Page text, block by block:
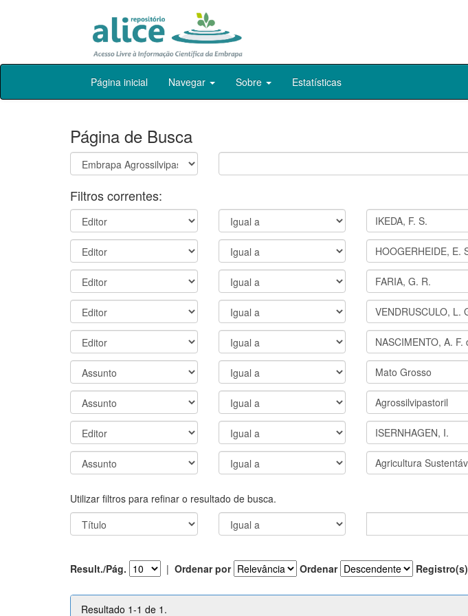
Skip
Página inicial Navegar Sobre Estatísticas
Página de Busca
Filtros correntes:
Utilizar filtros para refinar o resultado de busca.
Result./Pág. | Ordenar por Ordenar Registro(s)
Resultado 1-1 de 1.